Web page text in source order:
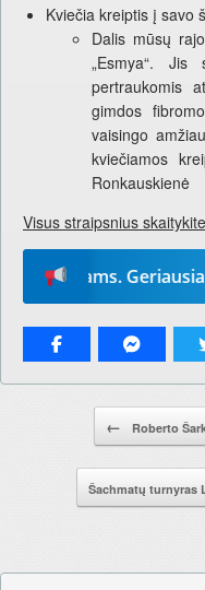
Kviečia kreiptis į savo
Dalis mūsų
„Esmya“. Jis
pertraukomis
gimdos
vaisingo
kviečiamos
Ronkauskienė
Visus straipsnius
metams. Geriausia
Pranešimo navigacija.
← Roberto
Šachmatų turnyras